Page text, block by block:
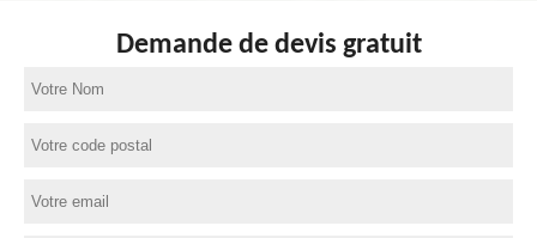
Demande de devis gratuit